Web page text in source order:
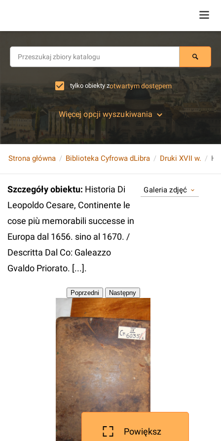
tylko obiekty zotwartym dostępem
Więcej opcji wyszukiwania
Strona główna Biblioteka Cyfrowa dLibra Druki XVII w.
Szczegóły obiektu: Historia Di
Leopoldo Cesare, Continente le
cose più memorabili successe in
Europa dal 1656. sino al 1670. /
Descritta Dal Co: Galeazzo
Gvaldo Priorato. [...].
Galeria zdjęć
Powiększ